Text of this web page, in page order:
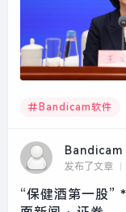
Bandicam软件
Bandicam
发布了文章
“保健酒第一股”